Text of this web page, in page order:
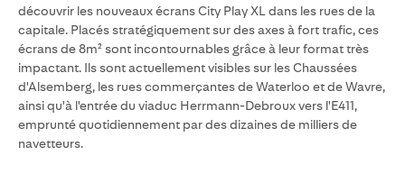
découvrir les nouveaux écrans City Play XL dans les rues de la
capitale. Placés stratégiquement sur des axes à fort trafic, ces
écrans de 8m² sont incontournables grâce à leur format très
impactant. Ils sont actuellement visibles sur les Chaussées
d'Alsemberg, les rues commerçantes de Waterloo et de Wavre,
ainsi qu'à l'entrée du viaduc Herrmann-Debroux vers l'E411,
emprunté quotidiennement par des dizaines de milliers de
navetteurs.